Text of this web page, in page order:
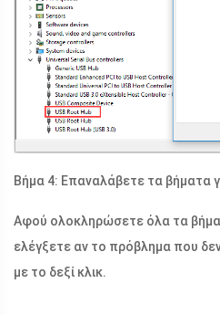
Βήμα 4: Επαναλάβετε τα βήματα
Αφού ολοκληρώσετε όλα τα
ελέγξετε αν το πρόβλημα που δεν
με το δεξί κλικ.